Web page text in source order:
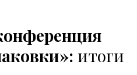
итоги